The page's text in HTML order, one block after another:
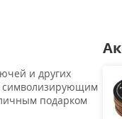
и других
символизирующим
подарком